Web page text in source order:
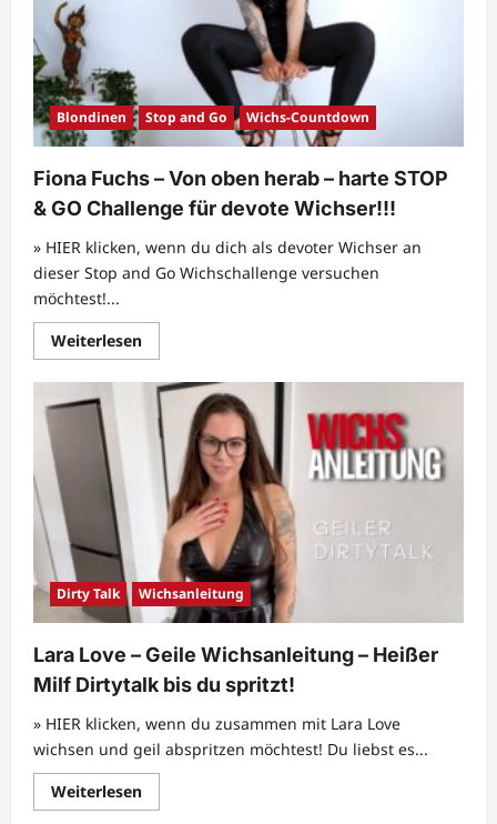
Wahnsinn!
Blondinen Stop and Go Wichs-Countdown
Fiona Fuchs – Von oben herab – harte STOP
& GO Challenge für devote Wichser!!!
» HIER klicken, wenn du dich als devoter Wichser an
dieser Stop and Go Wichschallenge versuchen
möchtest!...
WeiterlesenMehr
Informationen
Fiona
Fuchs
Von
oben
herab
harte
STOP
GO
Challenge
für
devote
Wichser!!!
Dirty Talk Wichsanleitung
Lara Love – Geile Wichsanleitung – Heißer
Milf Dirtytalk bis du spritzt!
» HIER klicken, wenn du zusammen mit Lara Love
wichsen und geil abspritzen möchtest! Du liebst es...
WeiterlesenMehr
Informationen